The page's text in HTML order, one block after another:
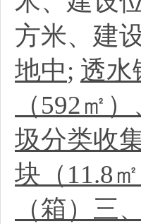
方米、建
地中; 透水
（592㎡
圾分类收
块（11.8
（箱）三